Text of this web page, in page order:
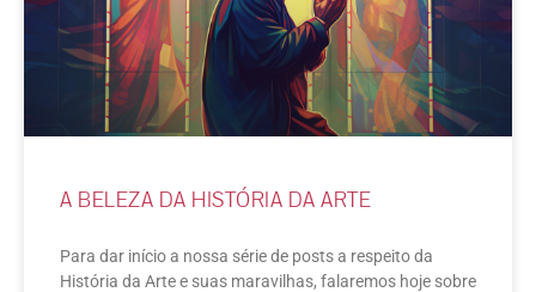
A BELEZA DA HISTÓRIA DA ARTE
Para dar início a nossa série de posts a respeito da
História da Arte e suas maravilhas, falaremos hoje sobre